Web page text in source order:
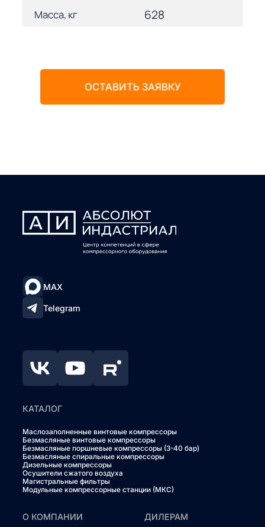
Масса, кг 628
ОСТАВИТЬ ЗАЯВКУ
MAX
Telegram
КАТАЛОГ
Маслозаполненные винтовые компрессоры
Безмасляные винтовые компрессоры
Безмасляные поршневые компрессоры (3-40 бар)
Безмасляные спиральные компрессоры
Дизельные компрессоры
Осушители сжатого воздуха
Магистральные фильтры
Модульные компрессорные станции (МКС)
О КОМПАНИИ ДИЛЕРАМ